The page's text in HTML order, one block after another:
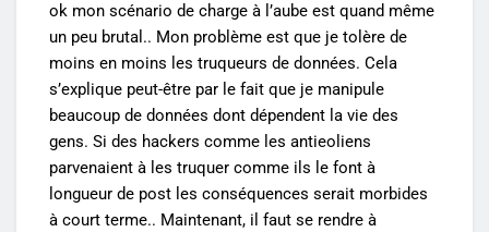
ok mon scénario de charge à l’aube est quand même
un peu brutal.. Mon problème est que je tolère de
moins en moins les truqueurs de données. Cela
s’explique peut-être par le fait que je manipule
beaucoup de données dont dépendent la vie des
gens. Si des hackers comme les antieoliens
parvenaient à les truquer comme ils le font à
longueur de post les conséquences serait morbides
à court terme.. Maintenant, il faut se rendre à